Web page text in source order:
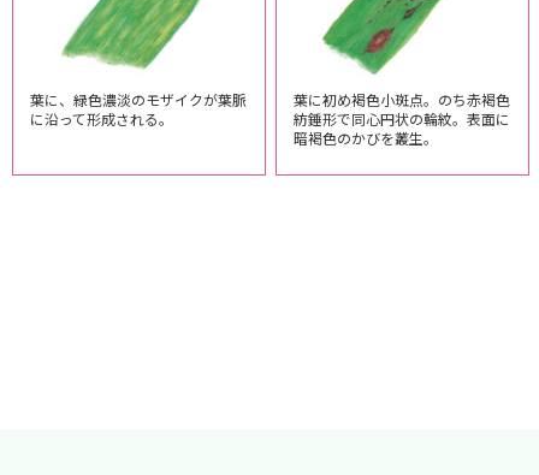
葉に、緑色濃淡のモザイクが葉脈
に沿って形成される。
葉に初め褐色小斑点。のち赤褐色
紡錘形で同心円状の輪紋。表面に
暗褐色のかびを叢生。